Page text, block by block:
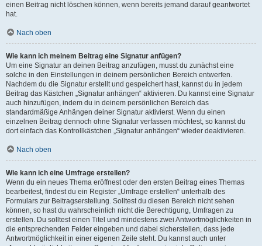
einen Beitrag nicht löschen können, wenn bereits jemand darauf geantwortet
hat.
Nach oben
Wie kann ich meinem Beitrag eine Signatur anfügen?
Um eine Signatur an deinen Beitrag anzufügen, musst du zunächst eine
solche in den Einstellungen in deinem persönlichen Bereich entwerfen.
Nachdem du die Signatur erstellt und gespeichert hast, kannst du in jedem
Beitrag das Kästchen „Signatur anhängen“ aktivieren. Du kannst eine Signatur
auch hinzufügen, indem du in deinem persönlichen Bereich das
standardmäßige Anhängen deiner Signatur aktivierst. Wenn du einen
einzelnen Beitrag dennoch ohne Signatur verfassen möchtest, so kannst du
dort einfach das Kontrollkästchen „Signatur anhängen“ wieder deaktivieren.
Nach oben
Wie kann ich eine Umfrage erstellen?
Wenn du ein neues Thema eröffnest oder den ersten Beitrag eines Themas
bearbeitest, findest du ein Register „Umfrage erstellen“ unterhalb des
Formulars zur Beitragserstellung. Solltest du diesen Bereich nicht sehen
können, so hast du wahrscheinlich nicht die Berechtigung, Umfragen zu
erstellen. Du solltest einen Titel und mindestens zwei Antwortmöglichkeiten in
die entsprechenden Felder eingeben und dabei sicherstellen, dass jede
Antwortmöglichkeit in einer eigenen Zeile steht. Du kannst auch unter